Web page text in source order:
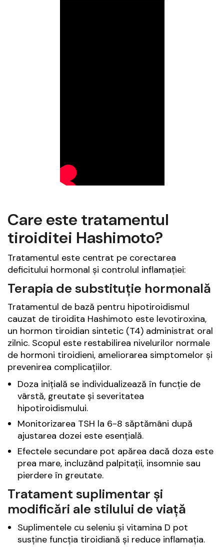
Care este tratamentul
tiroiditei Hashimoto?
Tratamentul este centrat pe corectarea
deficitului hormonal și controlul inflamației:
Terapia de substituție hormonală
Tratamentul de bază pentru hipotiroidismul
cauzat de tiroidita Hashimoto este levotiroxina,
un hormon tiroidian sintetic (T4) administrat oral
zilnic. Scopul este restabilirea nivelurilor normale
de hormoni tiroidieni, ameliorarea simptomelor și
prevenirea complicațiilor.
Doza inițială se individualizează în funcție de
vârstă, greutate și severitatea
hipotiroidismului.
Monitorizarea TSH la 6-8 săptămâni după
ajustarea dozei este esențială.
Efectele secundare pot apărea dacă doza este
prea mare, incluzând palpitații, insomnie sau
pierdere în greutate.
Tratament suplimentar și
modificări ale stilului de viață
Suplimentele cu seleniu și vitamina D pot
susține funcția tiroidiană și reduce inflamația.